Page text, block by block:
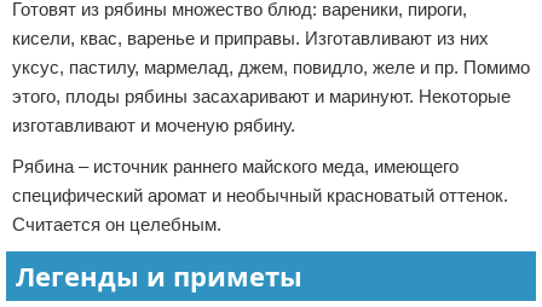
Готовят из рябины множество блюд: вареники, пироги,
кисели, квас, варенье и приправы. Изготавливают из них
уксус, пастилу, мармелад, джем, повидло, желе и пр. Помимо
этого, плоды рябины засахаривают и маринуют. Некоторые
изготавливают и моченую рябину.
Рябина – источник раннего майского меда, имеющего
специфический аромат и необычный красноватый оттенок.
Считается он целебным.
Легенды и приметы